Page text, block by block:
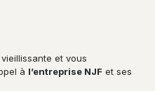
et vous
à l’entreprise NJF et ses